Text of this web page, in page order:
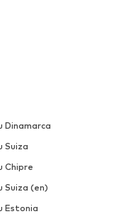
Dinamarca
Suiza
Chipre
Suiza (en)
Estonia